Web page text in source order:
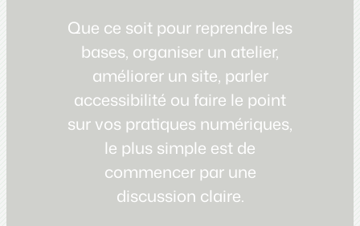
Que ce soit pour reprendre les
bases, organiser un atelier,
améliorer un site, parler
accessibilité ou faire le point
sur vos pratiques numériques,
le plus simple est de
commencer par une
discussion claire.